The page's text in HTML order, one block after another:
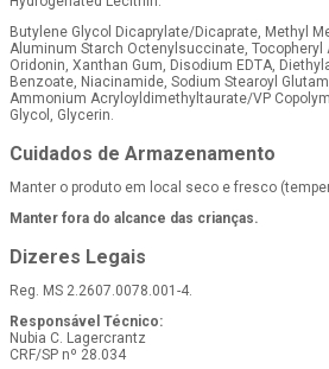
Butylene Glycol Dicaprylate/Dicaprate, Methyl
Aluminum Starch Octenylsuccinate, Tocopheryl
Oridonin, Xanthan Gum, Disodium EDTA,
Benzoate, Niacinamide, Sodium Stearoyl
Ammonium Acryloyldimethyltaurate/VP
Glycol, Glycerin.
Cuidados de Armazenamento
Manter o produto em local seco e fresco
Manter fora do alcance das crianças.
Dizeres Legais
Reg. MS 2.2607.0078.001-4.
Responsável Técnico:
Nubia C. Lagercrantz
CRF/SP nº 28.034